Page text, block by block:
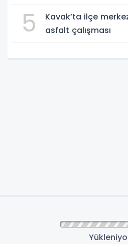
5
Kavak’ta ilçe
asfalt çalışması